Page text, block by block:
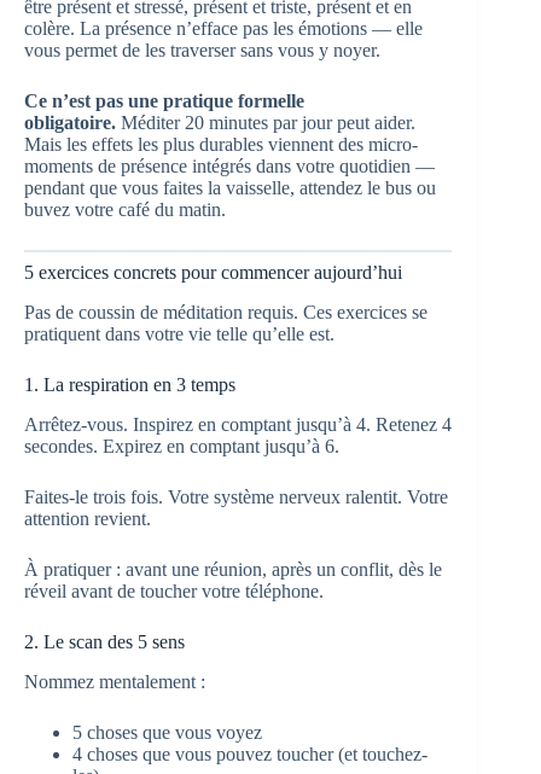
être présent et stressé, présent et triste, présent et en
colère. La présence n’efface pas les émotions — elle
vous permet de les traverser sans vous y noyer.
Ce n’est pas une pratique formelle
obligatoire. Méditer 20 minutes par jour peut aider.
Mais les effets les plus durables viennent des micro-
moments de présence intégrés dans votre quotidien —
pendant que vous faites la vaisselle, attendez le bus ou
buvez votre café du matin.
5 exercices concrets pour commencer aujourd’hui
Pas de coussin de méditation requis. Ces exercices se
pratiquent dans votre vie telle qu’elle est.
1. La respiration en 3 temps
Arrêtez-vous. Inspirez en comptant jusqu’à 4. Retenez 4
secondes. Expirez en comptant jusqu’à 6.
Faites-le trois fois. Votre système nerveux ralentit. Votre
attention revient.
À pratiquer : avant une réunion, après un conflit, dès le
réveil avant de toucher votre téléphone.
2. Le scan des 5 sens
Nommez mentalement :
5 choses que vous voyez
4 choses que vous pouvez toucher (et touchez-